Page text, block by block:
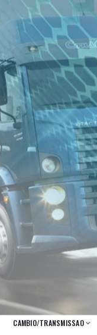
CAMBIO/TRANSMISSAO